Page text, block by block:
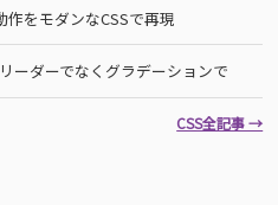
をモダンなCSSで再現
ーダーでなくグラデーションで
CSS全記事 →